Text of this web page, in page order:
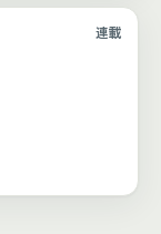
連載